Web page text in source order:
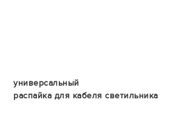
универсальный
распайка для кабеля светильника